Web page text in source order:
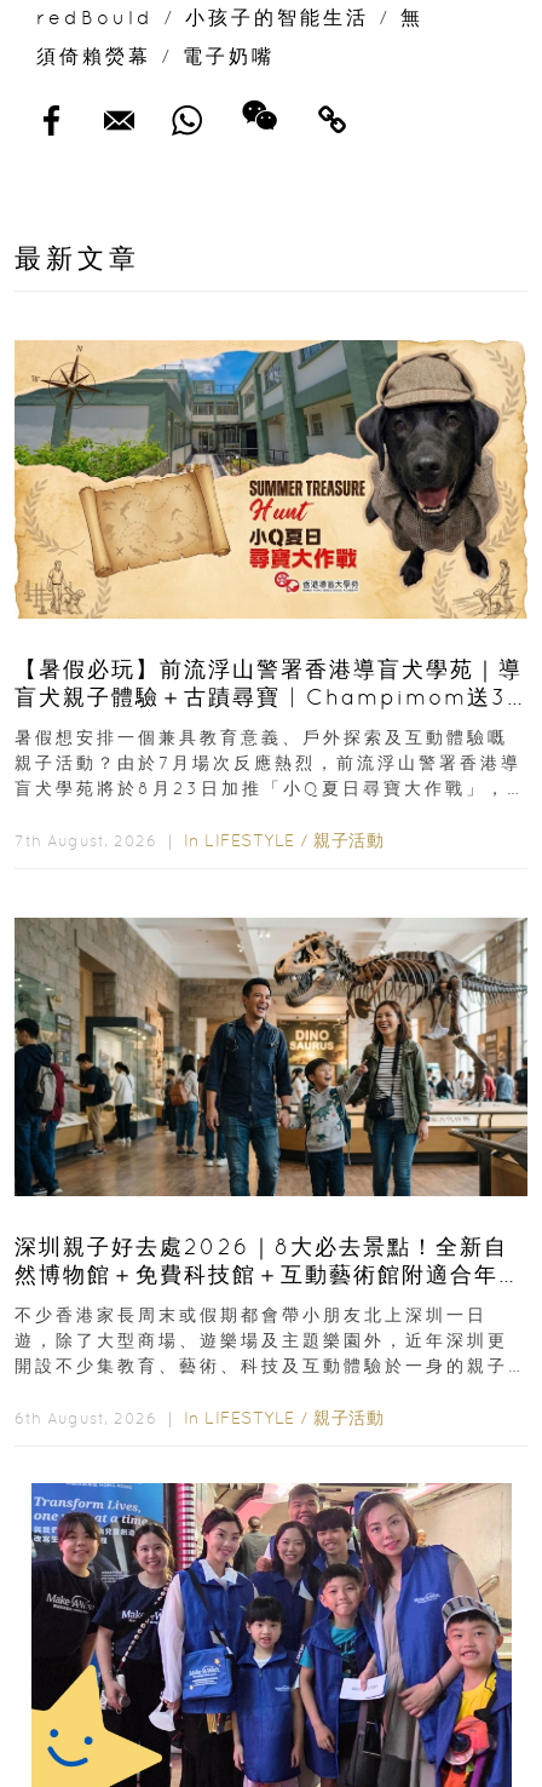
redBould / 小孩子的智能生活 /
無
須倚賴熒幕
/ 電子奶嘴
最新文章
【暑假必玩】前流浮山警署香港導盲犬學苑｜導
盲犬親子體驗＋古蹟尋寶 | Champimom送3
組免費名額
暑假想安排一個兼具教育意義、戶外探索及互動體驗嘅
親子活動？由於7月場次反應熱烈，前流浮山警署香港導
盲犬學苑將於8月23日加推「小Q夏日尋寶大作戰」，家
7th August, 2026 ｜ In LIFESTYLE / 親子活動
深圳親子好去處2026｜8大必去景點！全新自
然博物館＋免費科技館＋互動藝術館附適合年
齡、交通、門票、開放時間
不少香港家長周末或假期都會帶小朋友北上深圳一日
遊，除了大型商場、遊樂場及主題樂園外，近年深圳更
開設不少集教育、藝術、科技及互動體驗於一身的親子
6th August, 2026 ｜ In LIFESTYLE / 親子活動